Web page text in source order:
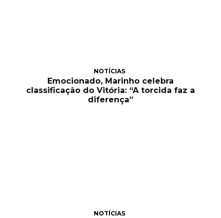
NOTÍCIAS
Emocionado, Marinho celebra
classificação do Vitória: “A torcida faz a
diferença”
NOTÍCIAS